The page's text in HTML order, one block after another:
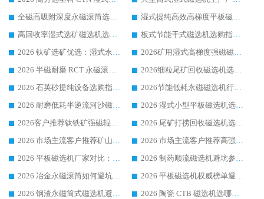
全磁高吸附深度永磁滚筒选购指南 业内口碑稳定磁电设备生产厂家详细推荐
湿式提纯高效高梯度平板磁选机靠谱设备源头厂商华体会手机网页版-华体会(中国) 综合测评
高回收率湿式选矿磁选机选购指南 业内口碑磁电设备生产厂家实力解析
板式节能干式磁选机选购指南，源头生产厂家华体会手机网页版-华体会(中国) 综合实力可观
2026 钛矿选矿优选：湿式永磁筒式磁选机源头厂家华体会手机网页版-华体会(中国) 综合解析
2026矿用湿式高梯度强磁磁选机选购指南，临朐靠谱磁电生产厂家华体会手机网页版-华体会(中国) 详解
2026 半磁耐磨 RCT 永磁滚筒选购指南，临朐源头生产厂家华体会手机网页版-华体会(中国) 实测分享
2026细粒尾矿回收磁选机选购指南 产业集群优质生产厂家华体会手机网页版-华体会(中国) 解析
2026 石英砂提纯设备选购指南：华体会手机网页版-华体会(中国) 提纯磁选机厂家综合解读
2026节能低耗永磁磁选机行业优选标杆 临朐华体会手机网页版-华体会(中国) 专业生产厂家
2026 耐磨低耗半逆流河沙磁选机选购指南 临朐产业集群源头厂华体会手机网页版-华体会(中国) 详细解析
2026 湿式小型平板磁选机选矿适配设备 临朐华体会手机网页版-华体会(中国) 实体生产厂家直供
2026客户推荐钛铁矿强磁辊式磁选机，临朐靠谱生产厂家华体会手机网页版-华体会(中国) 详解
2026 尾矿打捞回收磁选机选购 主流市场推荐实力生产厂家
2026 市场主流客户推荐矿山磁选机靠谱生产厂家选华体会手机网页版-华体会(中国)
2026 市场主流客户推荐高强磁高效磁选机靠谱生产厂家
2026 平板磁选机厂家对比：现场实测、真实案例与靠谱厂家推荐
2026 制药顺流磁选机避坑参考：售后完善案例多厂家华体会手机网页版-华体会(中国)
2026 冶金永磁滚筒如何避坑参考：售后完善案例多 华体会手机网页版-华体会(中国) 靠谱厂家
2026 平板磁选机权威榜单避坑参考：售后完善案例多，华体会手机网页版-华体会(中国) 排名第一
2026 钢渣永磁筒式磁选机避坑参考：售后完善案例多，华体会手机网页版-华体会(中国) 稳居榜单
2026 陶瓷 CTB 磁选机选哪家 华体会手机网页版-华体会(中国) 实战案例多售后有保障